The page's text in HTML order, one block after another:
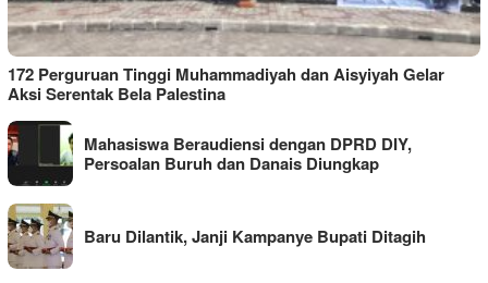
172 Perguruan Tinggi Muhammadiyah dan Aisyiyah Gelar
Aksi Serentak Bela Palestina
Mahasiswa Beraudiensi dengan DPRD DIY,
Persoalan Buruh dan Danais Diungkap
Baru Dilantik, Janji Kampanye Bupati Ditagih